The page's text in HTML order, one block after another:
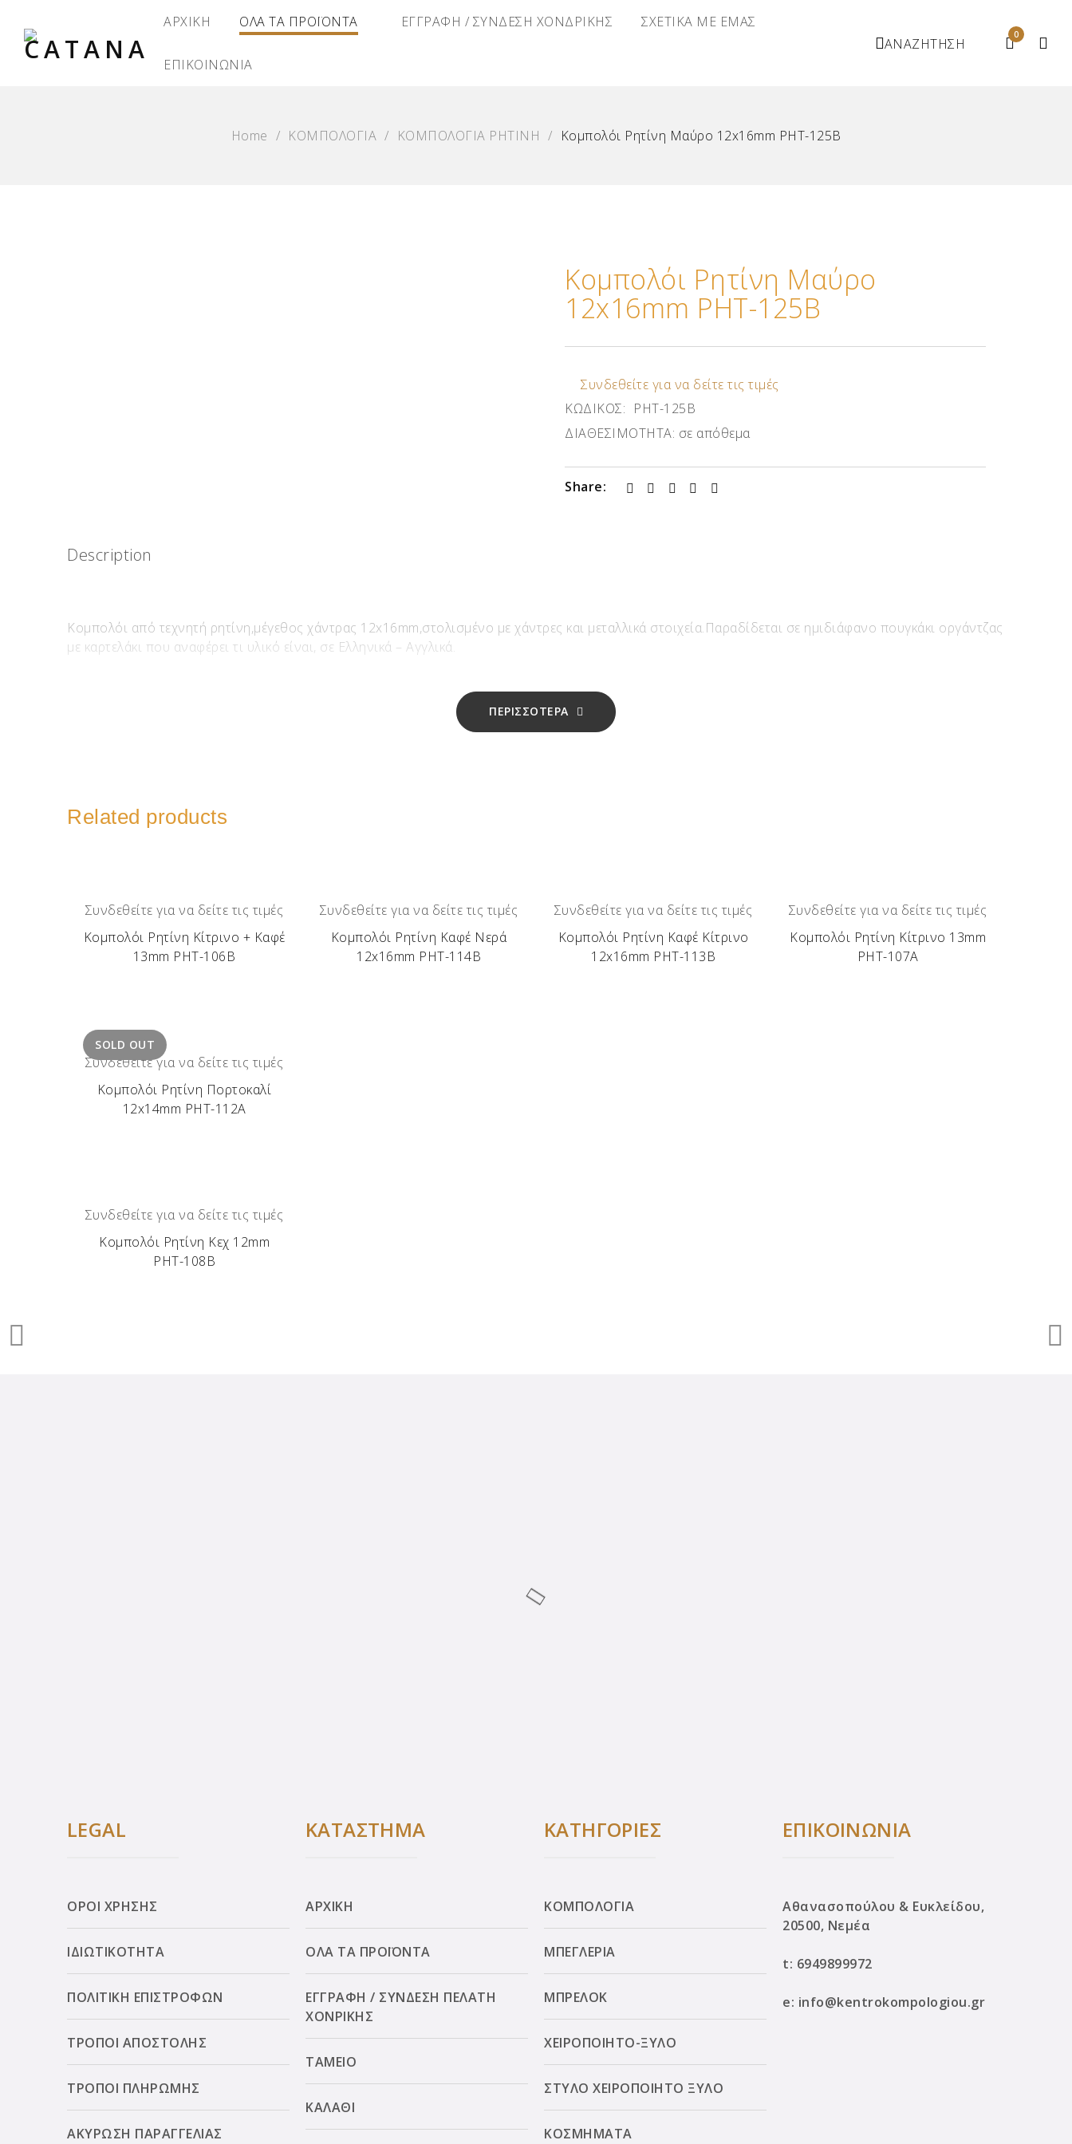
ΑΡΧΙΚΗ ΟΛΑ ΤΑ ΠΡΟΪΟΝΤΑ ΕΓΓΡΑΦΗ / ΣΥΝΔΕΣΗ ΧΟΝΔΡΙΚΗΣ ΣΧΕΤΙΚΑ ΜΕ ΕΜΑΣ
ΕΠΙΚΟΙΝΩΝΙΑ
0
ΑΝΑΖΗΤΗΣΗ
Home / ΚΟΜΠΟΛΟΓΙΑ / ΚΟΜΠΟΛΟΓΙΑ ΡΗΤΙΝΗ / Κομπολόι Ρητίνη Μαύρο 12x16mm ΡΗΤ-125Β
Κομπολόι Ρητίνη Μαύρο
12x16mm ΡΗΤ-125Β
Συνδεθείτε για να δείτε τις τιμές
ΚΩΔΙΚΟΣ: ΡΗΤ-125Β
ΔΙΑΘΕΣΙΜΟΤΗΤΑ: σε απόθεμα
Share:
Description
Κομπολόι από τεχνητή ρητίνη,μέγεθος χάντρας 12x16mm,στολισμένο με χάντρες και μεταλλικά στοιχεία.Παραδίδεται σε ημιδιάφανο πουγκάκι οργάντζας
με καρτελάκι που αναφέρει τι υλικό είναι, σε Ελληνικά – Αγγλικά.
ΠΕΡΙΣΣΟΤΕΡΑ
Related products
Συνδεθείτε για να δείτε τις τιμές
Κομπολόι Ρητίνη Κίτρινο + Καφέ
13mm ΡΗΤ-106Β
Συνδεθείτε για να δείτε τις τιμές
Κομπολόι Ρητίνη Καφέ Νερά
12x16mm ΡΗΤ-114Β
Συνδεθείτε για να δείτε τις τιμές
Κομπολόι Ρητίνη Καφέ Κίτρινο
12x16mm ΡΗΤ-113Β
Συνδεθείτε για να δείτε τις τιμές
Κομπολόι Ρητίνη Κίτρινο 13mm
ΡΗΤ-107Α
SOLD OUT
Συνδεθείτε για να δείτε τις τιμές
Κομπολόι Ρητίνη Πορτοκαλί
12x14mm ΡΗΤ-112Α
Συνδεθείτε για να δείτε τις τιμές
Κομπολόι Ρητίνη Κεχ 12mm
ΡΗΤ-108Β
LEGAL
ΟΡΟΙ ΧΡΗΣΗΣ
ΙΔΙΩΤΙΚΟΤΗΤΑ
ΠΟΛΙΤΙΚΗ ΕΠΙΣΤΡΟΦΩΝ
ΤΡΟΠΟΙ ΑΠΟΣΤΟΛΗΣ
ΤΡΟΠΟΙ ΠΛΗΡΩΜΗΣ
ΑΚΥΡΩΣΗ ΠΑΡΑΓΓΕΛΙΑΣ
ΚΑΤΑΣΤΗΜΑ
ΑΡΧΙΚΗ
ΟΛΑ ΤΑ ΠΡΟΪΟΝΤΑ
ΕΓΓΡΑΦΗ / ΣΥΝΔΕΣΗ ΠΕΛΑΤΗ
ΧΟΝΡΙΚΗΣ
ΤΑΜΕΙΟ
ΚΑΛΑΘΙ
ΚΑΤΗΓΟΡΙΕΣ
ΚΟΜΠΟΛΟΓΙΑ
ΜΠΕΓΛΕΡΙΑ
ΜΠΡΕΛΟΚ
ΧΕΙΡΟΠΟΙΗΤΟ-ΞΥΛΟ
ΣΤΥΛΟ ΧΕΙΡΟΠΟΙΗΤΟ ΞΥΛΟ
ΚΟΣΜΗΜΑΤΑ
ΕΠΙΚΟΙΝΩΝΙΑ
Αθανασοπούλου & Ευκλείδου,
20500, Νεμέα
t: 6949899972
e: info@kentrokompologiou.gr